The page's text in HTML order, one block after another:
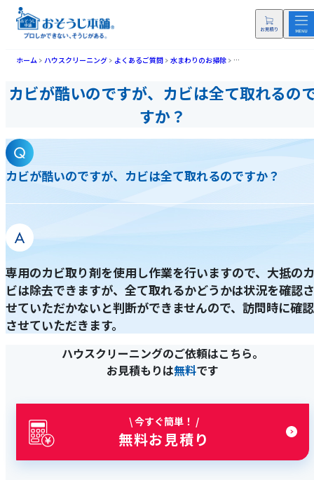
ホーム ハウスクリーニング よくあるご質問 水まわりのお掃除 カビが酷いのですが、
カビが酷いのですが、カビは全て取れるの
すか？
カビが酷いのですが、カビは全て取れるのですか？
専用のカビ取り剤を使用し作業を行いますので、大抵のカ
ビは除去できますが、全て取れるかどうかは状況を確認さ
せていただかないと判断ができませんので、訪問時に確認
させていただきます。
ハウスクリーニングのご依頼はこちら。
お見積もりは無料です
\ 今すぐ簡単！ /
無料お見積り